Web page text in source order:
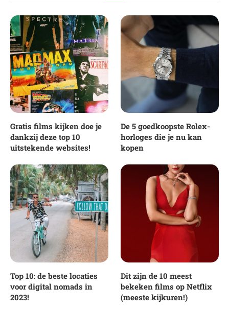
Gratis films kijken doe je
dankzij deze top 10
uitstekende websites!
De 5 goedkoopste Rolex-
horloges die je nu kan
kopen
Top 10: de beste locaties
voor digital nomads in
2023!
Dit zijn de 10 meest
bekeken films op Netflix
(meeste kijkuren!)